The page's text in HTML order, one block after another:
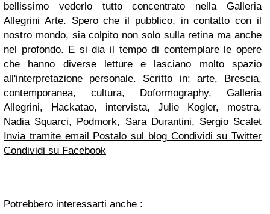
bellissimo vederlo tutto concentrato nella Galleria
Allegrini Arte. Spero che il pubblico, in contatto con il
nostro mondo, sia colpito non solo sulla retina ma anche
nel profondo. E si dia il tempo di contemplare le opere
che hanno diverse letture e lasciano molto spazio
all'interpretazione personale. Scritto in: arte, Brescia,
contemporanea, cultura, Doformography, Galleria
Allegrini, Hackatao, intervista, Julie Kogler, mostra,
Nadia Squarci, Podmork, Sara Durantini, Sergio Scalet
Invia tramite email Postalo sul blog Condividi su Twitter
Condividi su Facebook
Potrebbero interessarti anche :